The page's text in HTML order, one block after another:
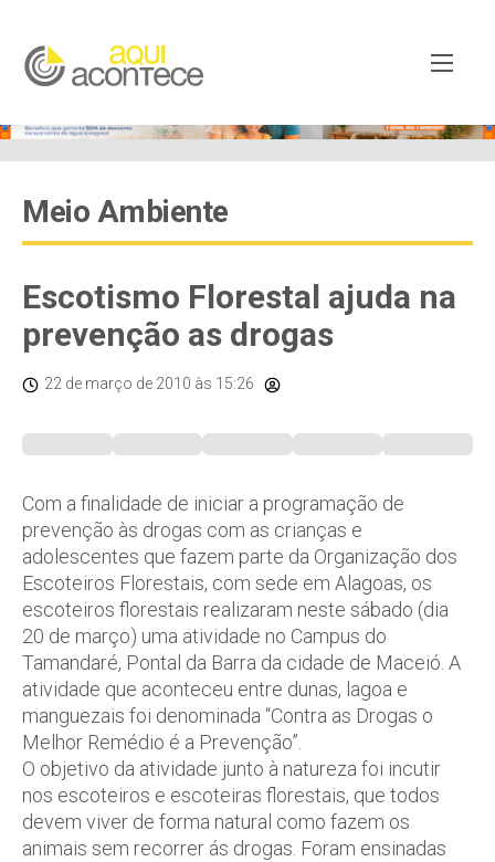
Meio Ambiente
Escotismo Florestal ajuda na
prevenção as drogas
22 de março de 2010 às 15:26
Com a finalidade de iniciar a programação de
prevenção às drogas com as crianças e
adolescentes que fazem parte da Organização dos
Escoteiros Florestais, com sede em Alagoas, os
escoteiros florestais realizaram neste sábado (dia
20 de março) uma atividade no Campus do
Tamandaré, Pontal da Barra da cidade de Maceió. A
atividade que aconteceu entre dunas, lagoa e
manguezais foi denominada “Contra as Drogas o
Melhor Remédio é a Prevenção”.
O objetivo da atividade junto à natureza foi incutir
nos escoteiros e escoteiras florestais, que todos
devem viver de forma natural como fazem os
animais sem recorrer ás drogas. Foram ensinadas